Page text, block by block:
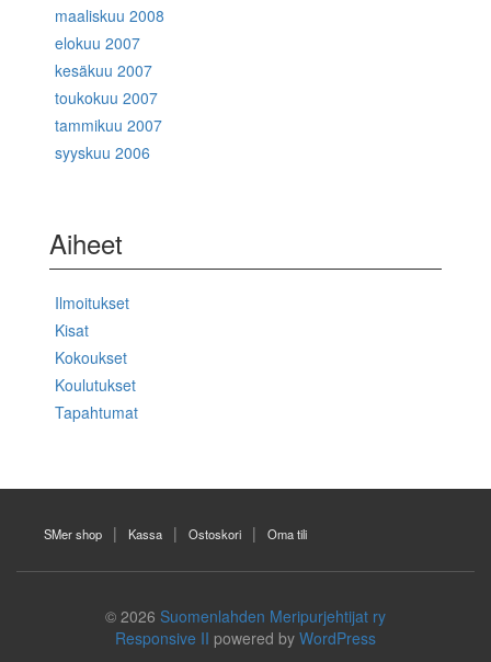
maaliskuu 2008
elokuu 2007
kesäkuu 2007
toukokuu 2007
tammikuu 2007
syyskuu 2006
Aiheet
Ilmoitukset
Kisat
Kokoukset
Koulutukset
Tapahtumat
SMer shop Kassa Ostoskori Oma tili
© 2026 Suomenlahden Meripurjehtijat ry
Responsive II powered by WordPress